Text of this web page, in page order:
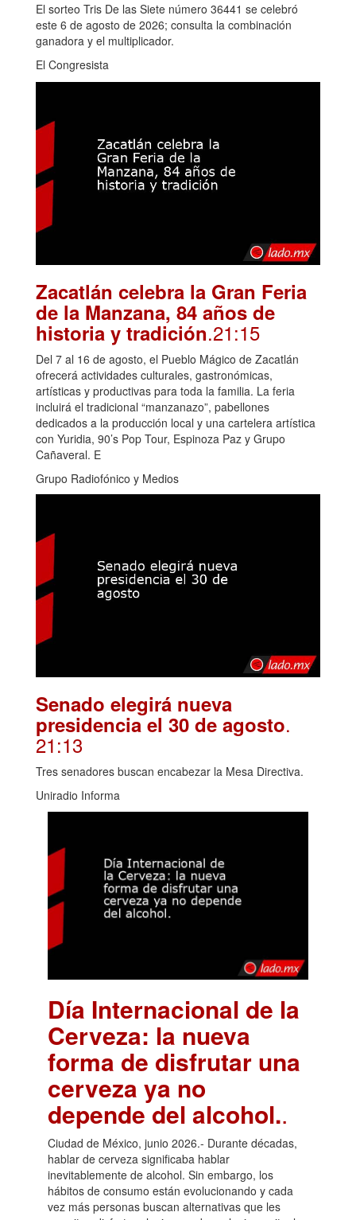
El sorteo Tris De las Siete número 36441 se celebró
este 6 de agosto de 2026; consulta la combinación
ganadora y el multiplicador.
El Congresista
Zacatlán celebra la Gran Feria
de la Manzana, 84 años de
historia y tradición.21:15
Del 7 al 16 de agosto, el Pueblo Mágico de Zacatlán
ofrecerá actividades culturales, gastronómicas,
artísticas y productivas para toda la familia. La feria
incluirá el tradicional “manzanazo”, pabellones
dedicados a la producción local y una cartelera artística
con Yuridia, 90’s Pop Tour, Espinoza Paz y Grupo
Cañaveral. E
Grupo Radiofónico y Medios
Senado elegirá nueva
presidencia el 30 de agosto.
21:13
Tres senadores buscan encabezar la Mesa Directiva.
Uniradio Informa
Día Internacional de la
Cerveza: la nueva
forma de disfrutar una
cerveza ya no
depende del alcohol..
Ciudad de México, junio 2026.- Durante décadas,
hablar de cerveza significaba hablar
inevitablemente de alcohol. Sin embargo, los
hábitos de consumo están evolucionando y cada
vez más personas buscan alternativas que les